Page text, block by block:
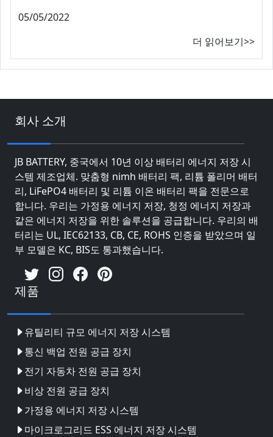
05/05/2022
더 읽어보기>>
회사 소개
JB BATTERY, 중국에서 10년 이상 배터리 에너지 저장 시
스템 제조업체. 맞춤형 nimh 배터리 팩, 리튬 폴리머 배터
리, LiFePO4 배터리 및 리튬 이온 배터리 팩을 전문으로
합니다. 우리는 가정용 에너지 저장, 청정 에너지 저장과
같은 에너지 저장을 위한 솔루션을 공급합니다. 우리의 배
터리는 UL, IEC62133, CB, CE, ROHS 인증을 받았으며 일
부 모델은 KC, BIS도 통과했습니다.
제품
유틸리티 규모 에너지 저장 시스템
통신 백업 전원 공급 장치
전기 자동차 전원 공급 장치
비상 전원 공급 장치
가정용 에너지 저장 시스템
마이크로그리드 ESS 에너지 저장 시스템